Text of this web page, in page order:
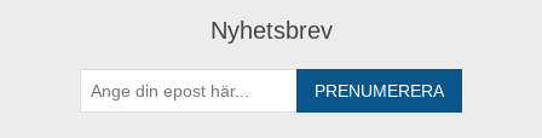
Nyhetsbrev